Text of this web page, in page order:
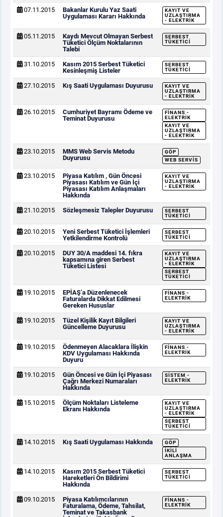
07.11.2015
Bakanlar Kurulu Yaz Saati
Uygulaması Kararı Hakkında
KAYIT VE
UZLAŞTIRMA
- ELEKTRIK
05.11.2015
Kaydı Mevcut Olmayan Serbest
Tüketici Ölçüm Noktalarının
Talebi
SERBEST
TÜKETICI
31.10.2015
Kasım 2015 Serbest Tüketici
Kesinleşmiş Listeler
SERBEST
TÜKETICI
27.10.2015 Kış Saati Uygulaması Duyurusu
KAYIT VE
UZLAŞTIRMA
- ELEKTRIK
26.10.2015
Cumhuriyet Bayramı Ödeme ve
Teminat Duyurusu
FINANS -
ELEKTRIK
KAYIT VE
UZLAŞTIRMA
- ELEKTRIK
23.10.2015
MMS Web Servis Metodu
Duyurusu
GÖP
WEB SERVIS
23.10.2015
Piyasa Katılım , Gün Öncesi
Piyasası Katılım ve Gün İçi
Piyasası Katılım Anlaşmaları
Hakkında
KAYIT VE
UZLAŞTIRMA
- ELEKTRIK
21.10.2015 Sözleşmesiz Talepler Duyurusu
SERBEST
TÜKETICI
20.10.2015
Yeni Serbest Tüketici İşlemleri
Yetkilendirme Kontrolü
SERBEST
TÜKETICI
20.10.2015
DUY 30/A maddesi 14. fıkra
kapsamına giren Serbest
Tüketici Listesi
KAYIT VE
UZLAŞTIRMA
- ELEKTRIK
SERBEST
TÜKETICI
19.10.2015
EPİAŞ’a Düzenlenecek
Faturalarda Dikkat Edilmesi
Gereken Hususlar
FINANS -
ELEKTRIK
19.10.2015
Tüzel Kişilik Kayıt Bilgileri
Güncelleme Duyurusu
KAYIT VE
UZLAŞTIRMA
- ELEKTRIK
19.10.2015
Ödenmeyen Alacaklara İlişkin
KDV Uygulaması Hakkında
Duyuru
FINANS -
ELEKTRIK
19.10.2015
Gün Öncesi ve Gün İçi Piyasası
Çağrı Merkezi Numaraları
Hakkında
SISTEM -
ELEKTRIK
15.10.2015
Ölçüm Noktaları Listeleme
Ekranı Hakkında
KAYIT VE
UZLAŞTIRMA
- ELEKTRIK
SERBEST
TÜKETICI
14.10.2015 Kış Saati Uygulaması Hakkında
GÖP
İKILI
ANLAŞMA
14.10.2015
Kasım 2015 Serbest Tüketici
Hareketleri Ön Bildirimi
Hakkında
SERBEST
TÜKETICI
09.10.2015
Piyasa Katılımcılarının
Faturalama, Ödeme, Tahsilat,
Teminat ve Takasbank
FINANS -
ELEKTRIK